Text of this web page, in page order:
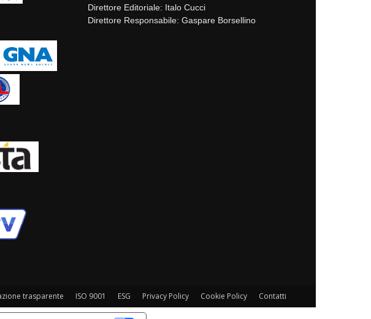
Direttore Editoriale: Italo Cucci
Direttore Responsabile: Gaspare Borsellino
trasparente ISO 9001 ESG Privacy Policy Cookie Policy Contatti